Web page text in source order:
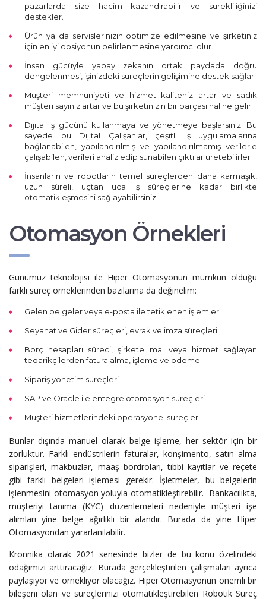
pazarlarda size hacim kazandırabilir ve sürekliliğinizi
destekler.
Ürün ya da servislerinizin optimize edilmesine ve şirketiniz
için en iyi opsiyonun belirlenmesine yardımcı olur.
İnsan gücüyle yapay zekanın ortak paydada doğru
dengelenmesi, işinizdeki süreçlerin gelişimine destek sağlar.
Müşteri memnuniyeti ve hizmet kaliteniz artar ve sadık
müşteri sayınız artar ve bu şirketinizin bir parçası haline gelir.
Dijital iş gücünü kullanmaya ve yönetmeye başlarsınız. Bu
sayede bu Dijital Çalışanlar, çeşitli iş uygulamalarına
bağlanabilen, yapılandırılmış ve yapılandırılmamış verilerle
çalışabilen, verileri analiz edip sunabilen çıktılar üretebilirler
İnsanların ve robotların temel süreçlerden daha karmaşık,
uzun süreli, uçtan uca iş süreçlerine kadar birlikte
otomatikleşmesini sağlayabilirsiniz.
Otomasyon Örnekleri
Günümüz teknolojisi ile Hiper Otomasyonun mümkün olduğu
farklı süreç örneklerinden bazılarına da değinelim:
Gelen belgeler veya e-posta ile tetiklenen işlemler
Seyahat ve Gider süreçleri, evrak ve imza süreçleri
Borç hesapları süreci, şirkete mal veya hizmet sağlayan
tedarikçilerden fatura alma, işleme ve ödeme
Sipariş yönetim süreçleri
SAP ve Oracle ile entegre otomasyon süreçleri
Müşteri hizmetlerindeki operasyonel süreçler
Bunlar dışında manuel olarak belge işleme, her sektör için bir
zorluktur. Farklı endüstrilerin faturalar, konşimento, satın alma
siparişleri, makbuzlar, maaş bordroları, tıbbi kayıtlar ve reçete
gibi farklı belgeleri işlemesi gerekir. İşletmeler, bu belgelerin
işlenmesini otomasyon yoluyla otomatikleştirebilir. Bankacılıkta,
müşteriyi tanıma (KYC) düzenlemeleri nedeniyle müşteri işe
alımları yine belge ağırlıklı bir alandır. Burada da yine Hiper
Otomasyondan yararlanılabilir.
Kronnika olarak 2021 senesinde bizler de bu konu özelindeki
odağımızı arttıracağız. Burada gerçekleştirilen çalışmaları ayrıca
paylaşıyor ve örnekliyor olacağız. Hiper Otomasyonun önemli bir
bileşeni olan ve süreçlerinizi otomatikleştirebilen Robotik Süreç